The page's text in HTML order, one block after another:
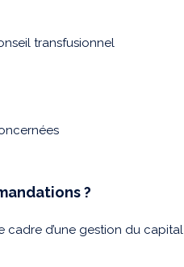
transfusionnel
?
cadre d’une gestion du capital